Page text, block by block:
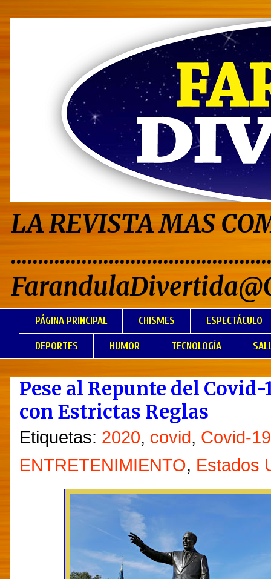
LA REVISTA MAS
PÁGINA PRINCIPAL CHISMES ESPECTÁCULO
DEPORTES HUMOR TECNOLOGÍA
Pese al Repunte del
con Estrictas Reglas
Etiquetas: 2020, covid, Covid-19
ENTRETENIMIENTO, Estados